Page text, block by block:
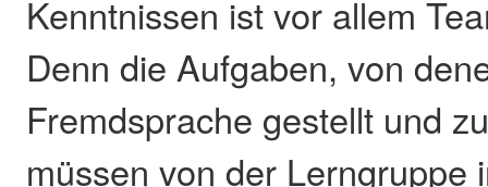
Kenntnissen ist vor allem
Denn die Aufgaben, von
Fremdsprache gestellt und
müssen von der Lerngruppe